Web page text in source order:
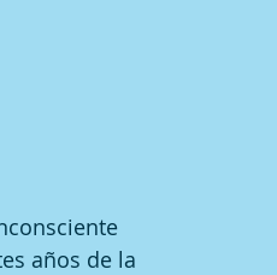
años de la